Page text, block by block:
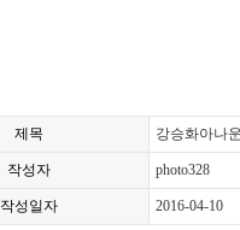
제목 강승화아나
작성자 photo328
작성일자 2016-04-10